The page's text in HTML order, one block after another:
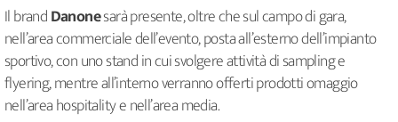
Il brandDanonesarà presente, oltre che sul campo di gara,
nell’area commerciale dell’evento, posta all’esterno dell’impianto
sportivo, con uno stand in cui svolgere attività di sampling e
flyering, mentre all’interno verranno offerti prodotti omaggio
nell’area hospitality e nell’area media.